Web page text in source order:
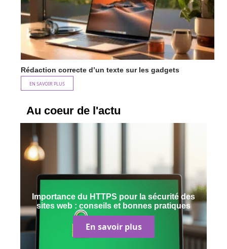
Rédaction correcte d’un texte sur les gadgets
EN SAVOIR PLUS
Au coeur de l'actu
Importance du HTTPS pour la sécurité des
sites web : conseils et bonnes pratiques
En savoir plus